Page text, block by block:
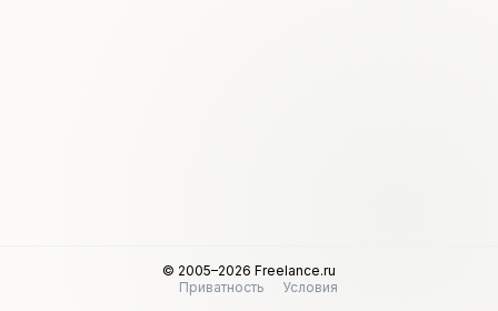
© 2005–2026 Freelance.ru
Приватность
Условия